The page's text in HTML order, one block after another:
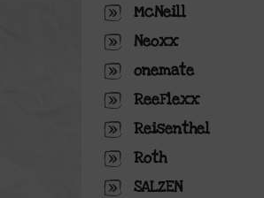
McNeill
Neoxx
onemate
ReeFlexx
Reisenthel
Roth
SALZEN